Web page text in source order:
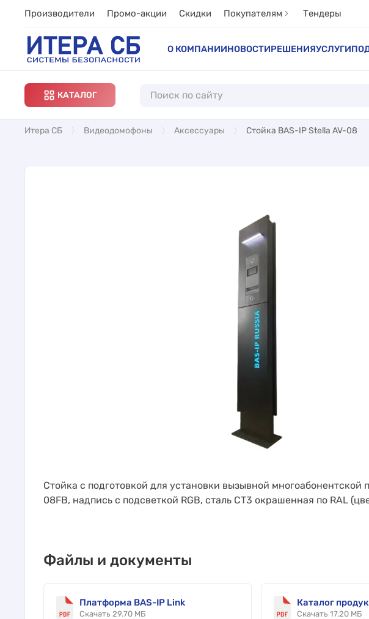
Производители Промо-акции Скидки Покупателям Тендеры
О КОМПАНИИНОВОСТИРЕШЕНИЯУСЛУГИ
КАТАЛОГ
Итера СБ Видеодомофоны Аксессуары Стойка BAS-IP Stella AV-08
Стойка с подготовкой для установки вызывной многоабонентской
08FB, надпись с подсветкой RGB, сталь СТ3 окрашенная по RAL
Файлы и документы
Платформа BAS-IP Link
Скачать 29.70 МБ
Каталог
Скачать 17.20 МБ